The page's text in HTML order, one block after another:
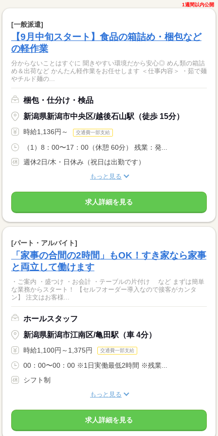
1週間以内公開
[一般派遣]
【9月中旬スタート】食品の箱詰め・梱包など
の軽作業
分からないことはすぐに 聞きやすい環境だから安心◎ めん類の箱詰
め＆出荷など かんたん軽作業をお任せします ＜仕事内容＞ ・茹で麺
やチルド麺の...
梱包・仕分け・検品
新潟県新潟市中央区/越後石山駅（徒歩 15分）
時給1,136円～ 交通費一部支給
（1）8：00〜17：00（休憩 60分） 残業：発...
週休2日/木・日休み（祝日は出勤です）
もっと見る
求人詳細を見る
[パート・アルバイト]
「家事の合間の2時間」もOK！すき家なら家事
と両立して働けます
・ご案内 ・盛つけ ・お会計 ・テーブルの片付け など まずは簡単
な業務からスタート！ 【セルフオーダー導入なので接客がカンタ
ン】 注文はお客様...
ホールスタッフ
新潟県新潟市江南区/亀田駅（車 4分）
時給1,100円～1,375円 交通費一部支給
00：00〜00：00 ※1日実働最低2時間 ※残業...
シフト制
もっと見る
求人詳細を見る